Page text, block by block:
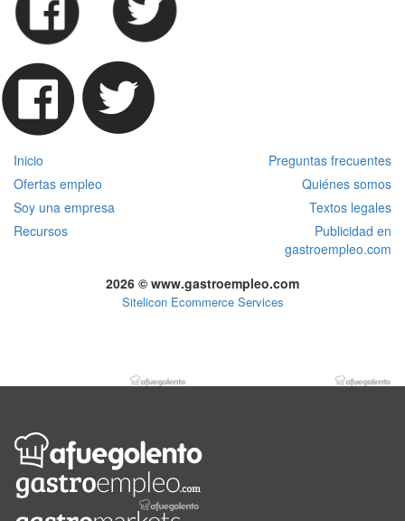
Inicio
Preguntas frecuentes
Ofertas empleo
Quiénes somos
Soy una empresa
Textos legales
Recursos
Publicidad en
gastroempleo.com
2026 © www.gastroempleo.com
Sitelicon Ecommerce Services